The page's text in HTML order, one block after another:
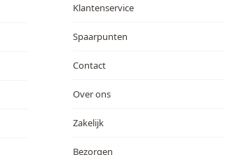
Klantenservice
Spaarpunten
Contact
Over ons
Zakelijk
Bezorgen